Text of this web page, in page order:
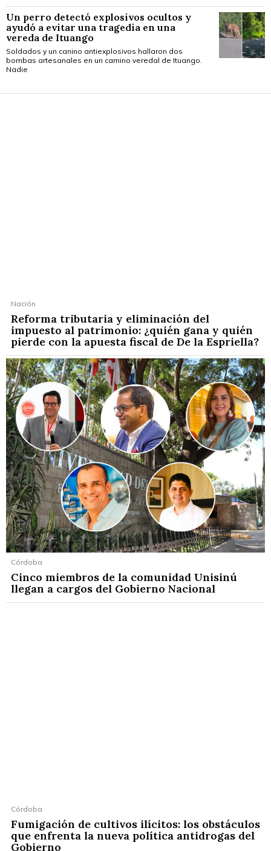
Un perro detectó explosivos ocultos y
ayudó a evitar una tragedia en una
vereda de Ituango
Soldados y un canino antiexplosivos hallaron dos
bombas artesanales en un camino veredal de Ituango.
Nadie
Nación
Reforma tributaria y eliminación del
impuesto al patrimonio: ¿quién gana y quién
pierde con la apuesta fiscal de De la Espriella?
Córdoba
Cinco miembros de la comunidad Unisinú
llegan a cargos del Gobierno Nacional
Córdoba
Fumigación de cultivos ilícitos: los obstáculos
que enfrenta la nueva política antidrogas del
Gobierno